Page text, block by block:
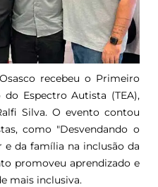
recebeu o Primeiro
Espectro Autista (TEA),
Silva. O evento contou
como "Desvendando o
e da família na inclusão da
promoveu aprendizado e
mais inclusiva.